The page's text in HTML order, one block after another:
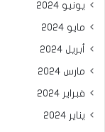
يونيو 2024
مايو 2024
أبريل 2024
مارس 2024
فبراير 2024
يناير 2024